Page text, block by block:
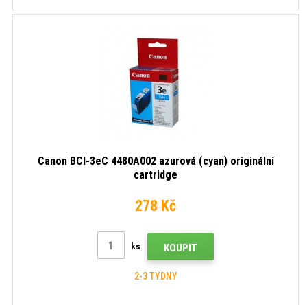
Canon BCI-3eC 4480A002 azurová (cyan) originální
cartridge
278 Kč
ks KOUPIT
2-3 TÝDNY